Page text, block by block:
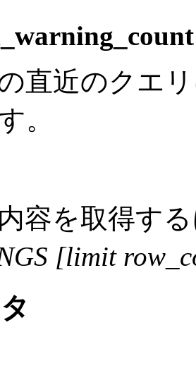
直近のクエ
。
容を取得す
[limit